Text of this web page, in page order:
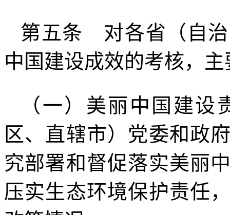
第五条 对各省（自治
中国建设成效的考核，
（一）美丽中国建
区、直辖市）党委和政
究部署和督促落实美丽
压实生态环境保护责任